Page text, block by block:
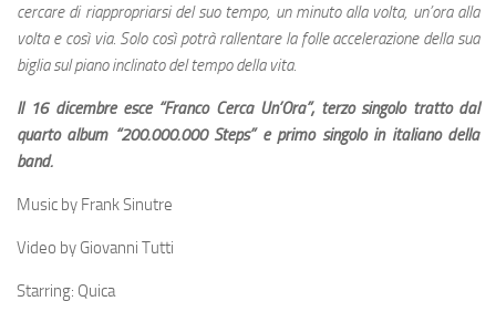
cercare di riappropriarsi del suo tempo, un minuto alla volta, un’ora alla
volta e così via. Solo così potrà rallentare la folle accelerazione della sua
biglia sul piano inclinato del tempo della vita.
Il 16 dicembre esce “Franco Cerca Un’Ora”, terzo singolo tratto dal
quarto album “200.000.000 Steps” e primo singolo in italiano della
band.
Music by Frank Sinutre
Video by Giovanni Tutti
Starring: Quica